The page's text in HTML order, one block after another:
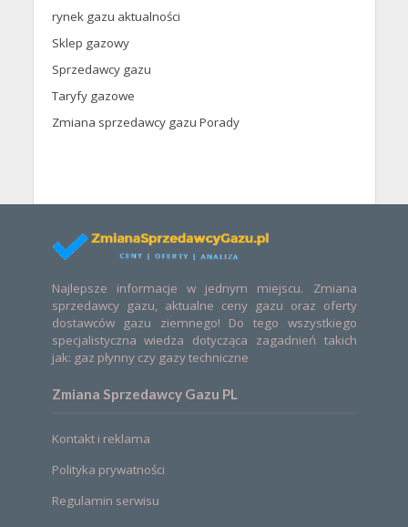
rynek gazu aktualności
Sklep gazowy
Sprzedawcy gazu
Taryfy gazowe
Zmiana sprzedawcy gazu Porady
Najlepsze informacje w jednym miejscu. Zmiana
sprzedawcy gazu, aktualne ceny gazu oraz oferty
dostawców gazu ziemnego! Do tego wszystkiego
specjalistyczna wiedza dotycząca zagadnień takich
jak: gaz płynny czy gazy techniczne
Zmiana Sprzedawcy Gazu PL
Kontakt i reklama
Polityka prywatności
Regulamin serwisu